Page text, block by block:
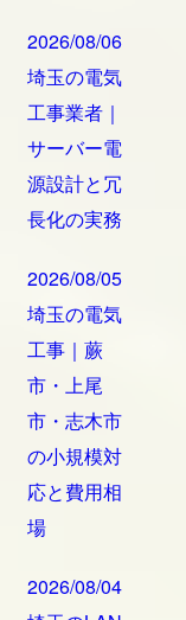
2026/08/06
埼玉の電気
工事業者｜
サーバー電
源設計と冗
長化の実務
2026/08/05
埼玉の電気
工事｜蕨
市・上尾
市・志木市
の小規模対
応と費用相
場
2026/08/04